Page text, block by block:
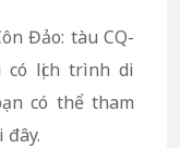
Đảo: tàu CQ-
có lịch trình di
có thể tham